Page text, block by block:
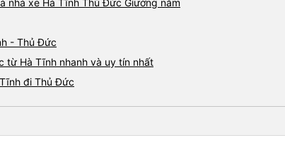
nhà xe Hà Tĩnh Thủ Đức Giường nằm
- Thủ Đức
từ Hà Tĩnh nhanh và uy tín nhất
đi Thủ Đức